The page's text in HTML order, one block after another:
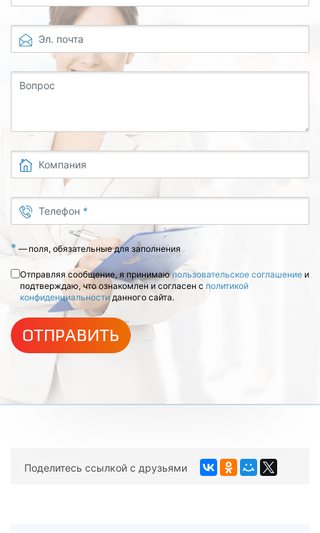
Эл. почта
Вопрос
Компания
Телефон *
* —поля, обязательные для заполнения
Отправляя сообщение, я принимаюпользовательское соглашение и
подтверждаю, что ознакомлен и согласен с политикой
конфиденциальностиданного сайта.
ОТПРАВИТЬ
Поделитесь ссылкой с друзьями